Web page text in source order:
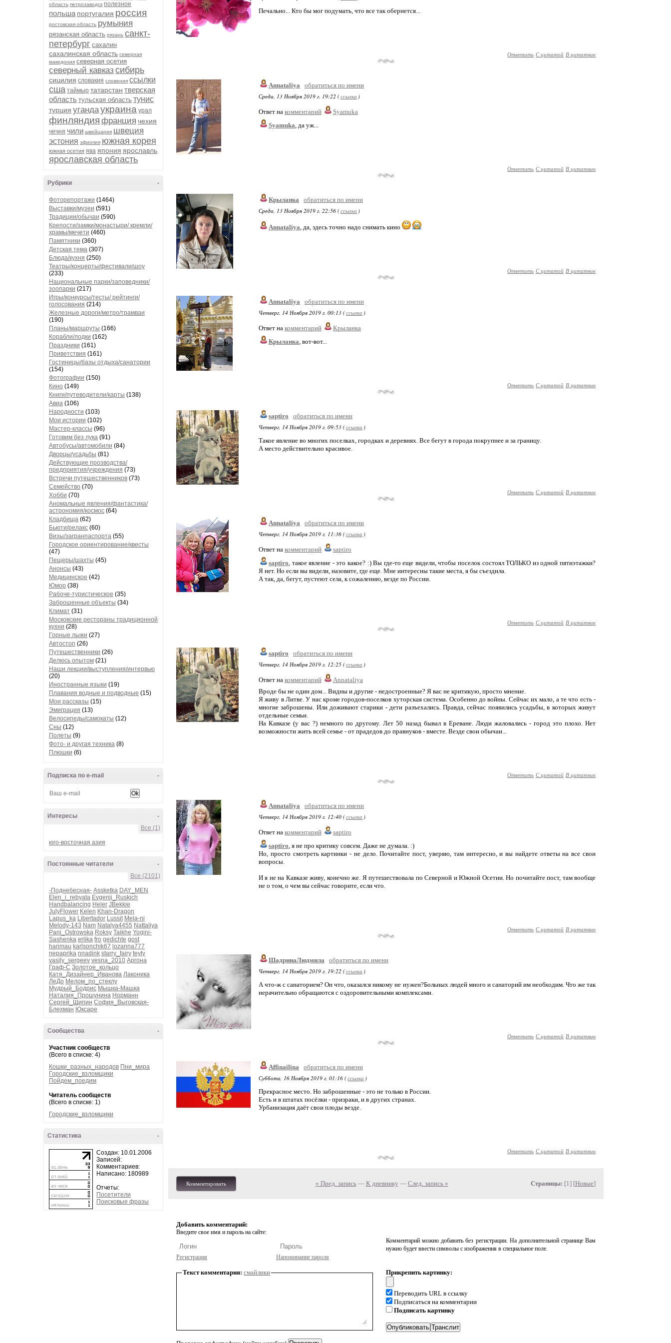
область петрозаводск полезное
польша португалия россия
ростовская область румыния
рязанская область рязань санкт-
петербург сахалин
сахалинская область северная
македония северная осетия
северный кавказ сибирь
сицилия словакия словения ссылки
сша таймыр татарстан тверская
область тульская область тунис
турция угандаукраина урал
финляндия франция чехия
чечня чили швейцария швеция
эстония эфиопия южная корея
южная осетия ява япония ярославль
ярославская область
-
Рубрики
Фоторепортажи (1464)
Выставки/музеи (591)
Традиции/обычаи (590)
Крепости/замки/монастыри/ кремли/
храмы/мечети (460)
Памятники (360)
Детская тема (307)
Блюда/кухня (250)
Театры/концерты/фестивали/шоу
(233)
Национальные парки/заповедники/
зоопарки (217)
Игры/конкурсы/тесты/ рейтинги/
голосования (214)
Железные дороги/метро/трамваи
(190)
Планы/маршруты (166)
Корабли/лодки (162)
Праздники (161)
Приветствия (161)
Гостиницы/базы отдыха/санатории
(154)
Фотографии (150)
Кино (149)
Книги/путеводители/карты (138)
Авиа (106)
Народности (103)
Мои истории (102)
Мастер-классы (96)
Готовим без лука (91)
Автобусы/автомобили (84)
Дворцы/усадьбы (81)
Действующие прозводства/
предприятия/учреждения (73)
Встречи путешественников (73)
Семейство (70)
Хобби (70)
Аномальные явления/фантастика/
астрономия/космос (64)
Кладбища (62)
Бьюти/релакс (60)
Визы/загранпаспорта (55)
Городское ориентирование/квесты
(47)
Пещеры/шахты (45)
Анонсы (43)
Медицинское (42)
Юмор (38)
Рабоче-туристическое (35)
Заброшенные объекты (34)
Климат (31)
Московские рестораны традиционной
кухни (28)
Горные лыжи (27)
Автостоп (26)
Путешественники (26)
Делюсь опытом (21)
Наши лекции/выступления/интервью
(20)
Иностранные языки (19)
Плавания водные и подводные (15)
Мои рассказы (15)
Эмиграция (13)
Велосипеды/самокаты (12)
Сны (12)
Полеты (9)
Фото- и другая техника (8)
Плюшки (6)
-
Подписка по e-mail
-
Интересы
Все (1)
юго-восточная азия
-
Постоянные читатели
Все (2101)
-Поднебесная- Assketka DAY_MEN
Elen_i_rebyata Evgenij_Ruskich
Handbalancing Heler JBekkie
JulyFlower Kelen Khan-Dragon
Lapus_ka Libertador Lussit Mela-ni
Melody-143 Nam Natalya4455 Nattaliya
Pani_Ostrowska Roksy Taikhe Yogini-
Sashenka erlika fro gedichte gost
harimau karlsonchik67 lozanna777
nepaprika nnadink starry_fairy teyty
vasily_sergeev vesna_2010 Аргона
Граф-С Золотое_кольцо
Катя_Дизайнер_Иванова Лаконика
ЛеДо Мелом_по_стеклу
Мудрый_Бодрис Мышка-Машка
Наталия_Прошунина Норманн
Сергей_Щипин София_Выговская-
Блехман Юксаре
-
Сообщества
Участник сообществ
(Всего в списке: 4)
Кошки_разных_народов Пни_мира
Городские_взломщики
Пойдем_поедим
Читатель сообществ
(Всего в списке: 1)
Городские_взломщики
-
Статистика
Создан: 10.01.2006
Записей:
Комментариев:
Написано: 180989
Отчеты:
Посетители
Поисковые фразы
Печально... Кто бы мог подумать, что все так обернется...
Ответить С цитатой В цитатник
Annataliya
обратиться по имени
Среда, 13 Ноября 2019 г. 19:22 (ссылка )
Ответ на комментарий
Syamuka
Syamuka, да уж...
Ответить С цитатой В цитатник
Крыланка
обратиться по имени
Среда, 13 Ноября 2019 г. 22:56 (ссылка )
Annataliya, да, здесь точно надо снимать кино
Ответить С цитатой В цитатник
Annataliya
обратиться по имени
Четверг, 14 Ноября 2019 г. 00:13 (ссылка )
Ответ на комментарий
Крыланка
Крыланка, вот-вот...
Ответить С цитатой В цитатник
saptiro
обратиться по имени
Четверг, 14 Ноября 2019 г. 09:53 (ссылка )
Такое явление во многих поселках, городках и деревнях. Все бегут в города покрупнее и за границу.
А место действительно красивое.
Ответить С цитатой В цитатник
Annataliya
обратиться по имени
Четверг, 14 Ноября 2019 г. 11:36 (ссылка )
Ответ на комментарий
saptiro
saptiro, такое явление - это какое? :) Вы где-то еще видели, чтобы поселок состоял ТОЛЬКО из одной пятиэтажки?
Я нет. Но если вы видели, назовите, где еще. Мне интересны такие места, я бы съездила.
А так, да, бегут, пустеют села, к сожалению, везде по России.
Ответить С цитатой В цитатник
saptiro
обратиться по имени
Четверг, 14 Ноября 2019 г. 12:25 (ссылка )
Ответ на комментарий
Annataliya
Вроде бы не один дом... Видны и другие - недостроенные? Я вас не критикую, просто мнение.
Я живу в Литве. У нас кроме городов-поселков хуторская система. Особенно до войны. Сейчас их мало, а те что есть -
многие заброшены. Или доживают старики - дети разъехались. Правда, сейчас появились усадьбы, в которых живут
отдельные семьи.
На Кавказе (у вас ?) немного по другому. Лет 50 назад бывал в Ереване. Люди жаловались - город это плохо. Нет
возможности жить всей семье - от прадедов до правнуков - вместе. Везде свои обычаи...
Ответить С цитатой В цитатник
Annataliya
обратиться по имени
Четверг, 14 Ноября 2019 г. 12:40 (ссылка )
Ответ на комментарий
saptiro
saptiro, я не про критику совсем. Даже не думала. :)
Но, просто смотреть картинки - не дело. Почитайте пост, уверяю, там интересно, и вы найдете ответы на все свои
вопросы.
И я не на Кавказе живу, конечно же. Я путешествовала по Северной и Южной Осетии. Но почитайте пост, там вообще
не о том, о чем вы сейчас говорите, если что.
Ответить С цитатой В цитатник
ШадринаЛюдмила
обратиться по имени
Четверг, 14 Ноября 2019 г. 19:22 (ссылка )
А что-ж с санаторием? Он что, оказался никому не нужен?Больных людей много и санаторий им необходим. Что же так
нерачительно обращаются с оздоровительными комплексами.
Ответить С цитатой В цитатник
Affinailina
обратиться по имени
Суббота, 16 Ноября 2019 г. 01:16 (ссылка )
Прекрасное место. Но заброшенные - это не только в России.
Есть и в штатах посёлки - призраки, и в других странах.
Урбанизация даёт свои плоды везде.
Ответить С цитатой В цитатник
Комментировать « Пред. запись— К дневнику — След. запись » Страницы: [1] [Новые]
Добавить комментарий:
Введите свое имя и пароль на сайте:
Регистрация Напоминание пароля
Комментарий можно добавить без регистрации. На дополнительной странице Вам
нужно будет ввести символы с изображения в специальное поле.
Текст комментария: смайлики Прикрепить картинку:
Переводить URL в ссылку
Подписаться на комментарии
Подписать картинку